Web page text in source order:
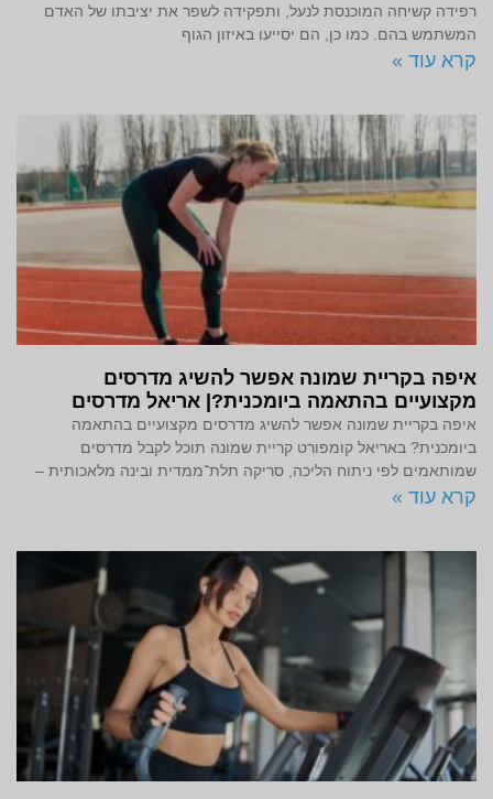
רפידה קשיחה המוכנסת לנעל, ותפקידה לשפר את יציבתו של האדם
המשתמש בהם. כמו כן, הם יסייעו באיזון הגוף
קרא עוד »
איפה בקריית שמונה אפשר להשיג מדרסים
מקצועיים בהתאמה ביומכנית?| אריאל מדרסים
איפה בקריית שמונה אפשר להשיג מדרסים מקצועיים בהתאמה
ביומכנית? באריאל קומפורט קריית שמונה תוכל לקבל מדרסים
שמותאמים לפי ניתוח הליכה, סריקה תלת־ממדית ובינה מלאכותית –
קרא עוד »